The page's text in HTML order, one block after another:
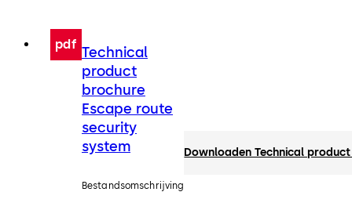
pdf Technical
product
brochure
Escape route
security
system
Bestandsomschrijving
Downloaden Technical